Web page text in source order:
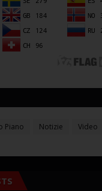
Piano Notizie Video